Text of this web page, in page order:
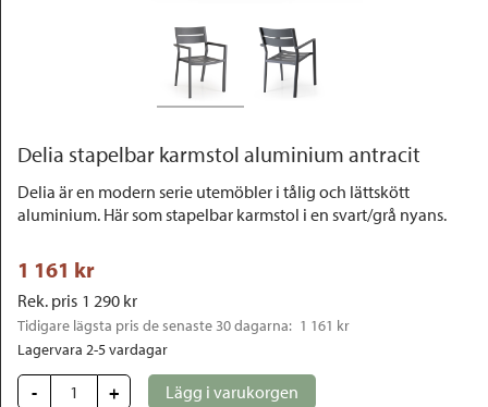
Delia stapelbar karmstol aluminium antracit
Delia är en modern serie utemöbler i tålig och lättskött
aluminium. Här som stapelbar karmstol i en svart/grå nyans.
1 161 kr
Rek. pris 1 290 kr
Tidigare lägsta pris de senaste 30 dagarna: 1 161 kr
Lagervara 2-5 vardagar
- + Lägg i varukorgen